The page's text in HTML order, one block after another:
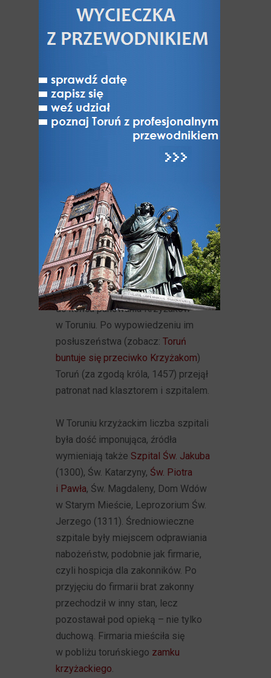
Ducha, a szpital prowadził prepozyt
(pod nadzorem Wielkiego Mistrza)
wspólnie z zakonnicami. Przeorysza
i nie mniej niż 20 chorych i ubogich. W
razie problemów finansowych
zastrzeżono możliwość rozdziału
dóbr klasztornych od szpitalnych.
Krzyżacy zachowali patronat, jak
i miejsce spoczynku dla konwentu
a benedyktynki zobowiązano
do modłów za zmarłych Krzyżaków.
Zakonnice nie podjęły jednak opieki
nad chorymi, lecz zatrudniły
w szpitalu wdowę. Do wcześniej
nadanych dóbr doszła jeszcze
winnica od miasta. Tak działał szpital
do końca panowania Krzyżaków
w Toruniu. Po wypowiedzeniu im
posłuszeństwa (zobacz:Toruń
buntuje się przeciwko Krzyżakom)
Toruń (za zgodą króla, 1457) przejął
patronat nad klasztorem i szpitalem.
W Toruniu krzyżackim liczba szpitali
była dość imponująca, źródła
wymieniają także Szpital Św. Jakuba
(1300), Św. Katarzyny, Św. Piotra
i Pawła, Św. Magdaleny, Dom Wdów
w Starym Mieście, Leprozorium Św.
Jerzego (1311). Średniowieczne
szpitale były miejscem odprawiania
nabożeństw, podobnie jak firmarie,
czyli hospicja dla zakonników. Po
przyjęciu do firmarii brat zakonny
przechodził w inny stan, lecz
pozostawał pod opieką – nie tylko
duchową. Firmaria mieściła się
w pobliżu toruńskiego zamku
krzyżackiego.